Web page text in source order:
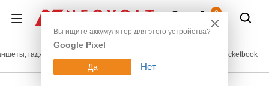
0
гаджеты Pocketbook
×
Вы ищите аккумулятор для этого устройства?
Google Pixel
Да Нет